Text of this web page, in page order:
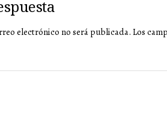
electrónico no será publicada. Los